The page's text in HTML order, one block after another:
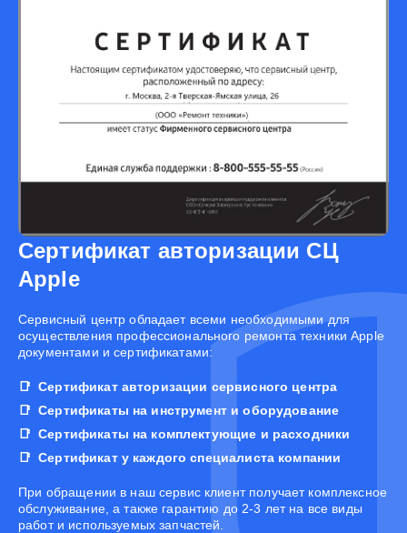
Сертификат авторизации СЦ
Apple
Cервисный центр обладает всеми необходимыми для
осуществления профессионального ремонта техники Apple
документами и сертификатами:
Сертификат авторизации сервисного центра
Сертификаты на инструмент и оборудование
Сертификаты на комплектующие и расходники
Сертификат у каждого специалиста компании
При обращении в наш сервис клиент получает комплексное
обслуживание, а также гарантию до 2-3 лет на все виды
работ и используемых запчастей.